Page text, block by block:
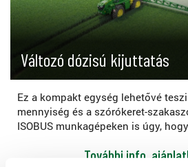
Változó dózisú kijuttatás
Ez a kompakt egység lehetővé
mennyiség és a szórókeret-
ISOBUS munkagépeken is úgy,
További info,